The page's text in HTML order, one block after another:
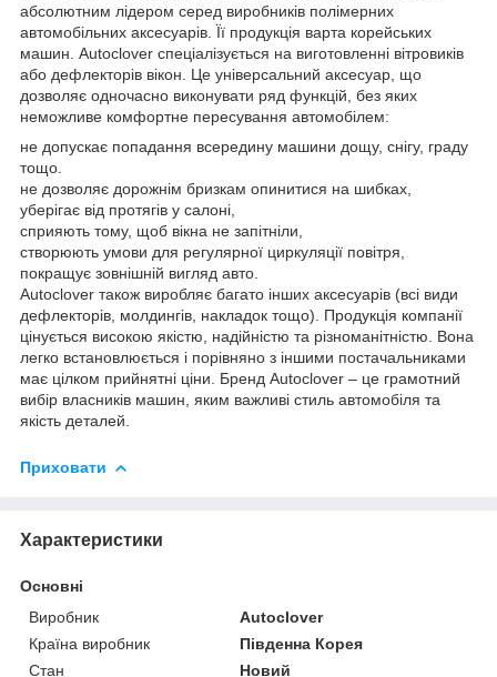
абсолютним лідером серед виробників полімерних
автомобільних аксесуарів. Її продукція варта корейських
машин. Autoclover спеціалізується на виготовленні вітровиків
або дефлекторів вікон. Це універсальний аксесуар, що
дозволяє одночасно виконувати ряд функцій, без яких
неможливе комфортне пересування автомобілем:
не допускає попадання всередину машини дощу, снігу, граду
тощо.
не дозволяє дорожнім бризкам опинитися на шибках,
уберігає від протягів у салоні,
сприяють тому, щоб вікна не запітніли,
створюють умови для регулярної циркуляції повітря,
покращує зовнішній вигляд авто.
Autoclover також виробляє багато інших аксесуарів (всі види
дефлекторів, молдингів, накладок тощо). Продукція компанії
цінується високою якістю, надійністю та різноманітністю. Вона
легко встановлюється і порівняно з іншими постачальниками
має цілком прийнятні ціни. Бренд Autoclover – це грамотний
вибір власників машин, яким важливі стиль автомобіля та
якість деталей.
Приховати
Характеристики
Основні
Виробник
Autoclover
Країна виробник
Південна Корея
Стан
Новий